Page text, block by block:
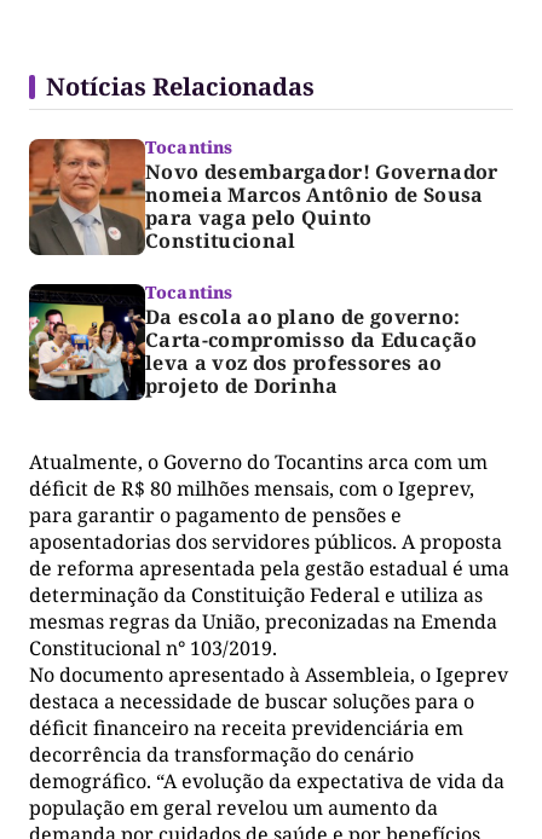
Notícias Relacionadas
Tocantins
Novo desembargador! Governador
nomeia Marcos Antônio de Sousa
para vaga pelo Quinto
Constitucional
Tocantins
Da escola ao plano de governo:
Carta-compromisso da Educação
leva a voz dos professores ao
projeto de Dorinha
Atualmente, o Governo do Tocantins arca com um
déficit de R$ 80 milhões mensais, com o Igeprev,
para garantir o pagamento de pensões e
aposentadorias dos servidores públicos. A proposta
de reforma apresentada pela gestão estadual é uma
determinação da Constituição Federal e utiliza as
mesmas regras da União, preconizadas na Emenda
Constitucional n° 103/2019.
No documento apresentado à Assembleia, o Igeprev
destaca a necessidade de buscar soluções para o
déficit financeiro na receita previdenciária em
decorrência da transformação do cenário
demográfico. “A evolução da expectativa de vida da
população em geral revelou um aumento da